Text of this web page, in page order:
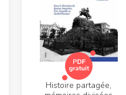
Histoire partagée,